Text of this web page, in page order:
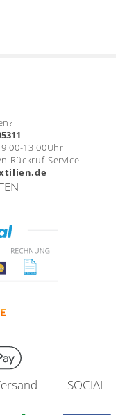
13.00Uhr
Rückruf-Service
SOCIAL